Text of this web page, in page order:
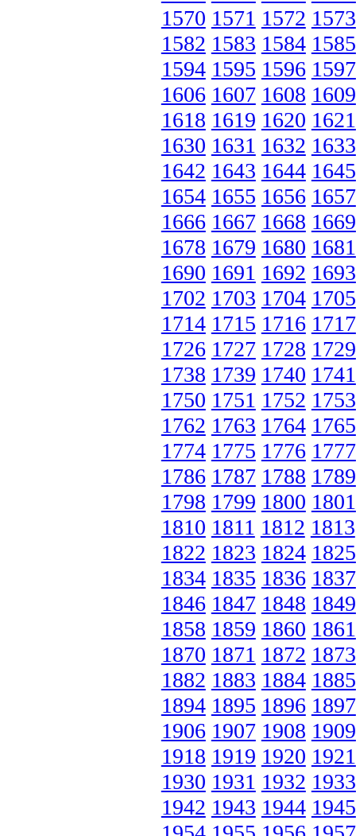
1570 1571 1572 1573
1582 1583 1584 1585
1594 1595 1596 1597
1606 1607 1608 1609
1618 1619 1620 1621
1630 1631 1632 1633
1642 1643 1644 1645
1654 1655 1656 1657
1666 1667 1668 1669
1678 1679 1680 1681
1690 1691 1692 1693
1702 1703 1704 1705
1714 1715 1716 1717
1726 1727 1728 1729
1738 1739 1740 1741
1750 1751 1752 1753
1762 1763 1764 1765
1774 1775 1776 1777
1786 1787 1788 1789
1798 1799 1800 1801
1810 1811 1812 1813
1822 1823 1824 1825
1834 1835 1836 1837
1846 1847 1848 1849
1858 1859 1860 1861
1870 1871 1872 1873
1882 1883 1884 1885
1894 1895 1896 1897
1906 1907 1908 1909
1918 1919 1920 1921
1930 1931 1932 1933
1942 1943 1944 1945